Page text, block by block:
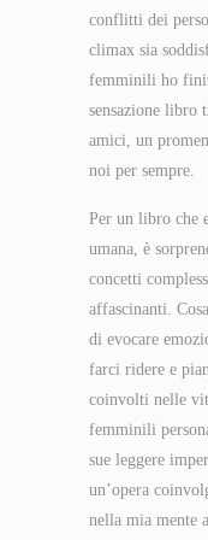
conflitti dei
climax sia
femminili ho
sensazione libro
amici, un
noi per sempre.
Per un libro che
umana, è
concetti
affascinanti.
di evocare
farci ridere e
coinvolti nelle
femminili
sue leggere
un’opera
nella mia mente